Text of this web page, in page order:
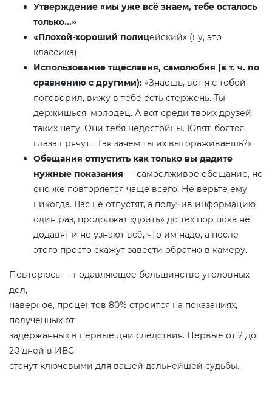
Утверждение «мы уже всё знаем, тебе осталось
только...»
«Плохой-хороший полицейский» (ну, это
классика).
Использование тщеславия, самолюбия (в т. ч. по
сравнению с другими): «Знаешь, вот я с тобой
поговорил, вижу в тебе есть стержень. Ты
держишься, молодец. А вот среди твоих друзей
таких нету. Они тебя недостойны. Юлят, боятся,
глаза прячут... Так зачем ты их выгораживаешь?»
Обещания отпустить как только вы дадите
нужные показания — самоелживое обещание, но
оно же повторяется чаще всего. Не верьте ему
никогда. Вас не отпустят, а получив информацию
один раз, продолжат «доить» до тех пор пока не
додавят и не узнают всё, что им надо, а после
этого просто скажут завести обратно в камеру.
Повторюсь — подавляющее большинство уголовных
дел,
наверное, процентов 80% строится на показаниях,
полученных от
задержанных в первые дни следствия. Первые от 2 до
20 дней в ИВС
станут ключевыми для вашей дальнейшей судьбы.